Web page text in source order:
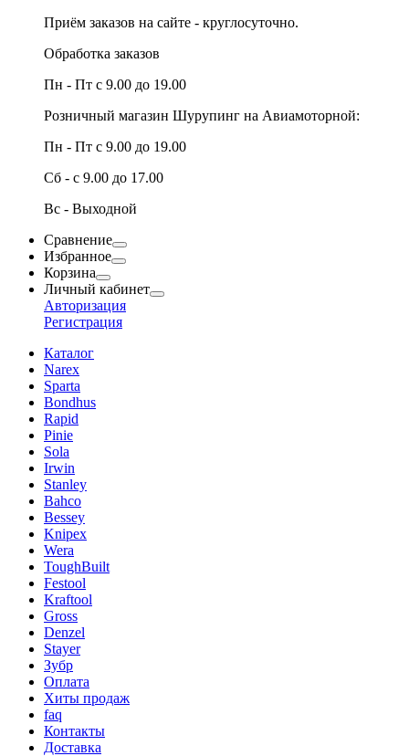
Приём заказов на сайте - круглосуточно.
Обработка заказов
Пн - Пт с 9.00 до 19.00
Розничный магазин Шурупинг на Авиамоторной:
Пн - Пт с 9.00 до 19.00
Сб - с 9.00 до 17.00
Вс - Выходной
Сравнение
Избранное
Корзина
Личный кабинет
Авторизация
Регистрация
Каталог
Narex
Sparta
Bondhus
Rapid
Pinie
Sola
Irwin
Stanley
Bahco
Bessey
Knipex
Wera
ToughBuilt
Festool
Kraftool
Gross
Denzel
Stayer
Зубр
Оплата
Хиты продаж
faq
Контакты
Доставка